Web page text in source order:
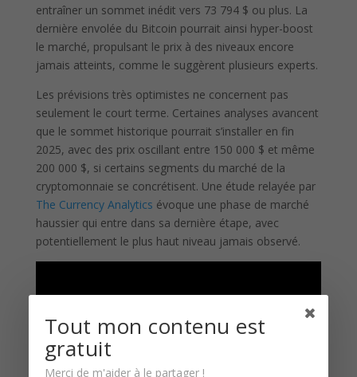
entraîner un sommet inédit vers 73 794 $ ou plus. La
dernière envolée du Bitcoin pourrait ainsi hyper-boost
le marché, propulsant le prix à des niveaux encore
jamais atteints, comme le suggèrent plusieurs experts.
Les prévisions très optimistes ne concernent pas
seulement le court terme. Certaines analyses avancent
que le sommet historique pourrait s’installer en fin
2025, avec des prix oscillant entre 150 000 $ et même
200 000 $, si certains segments du marché de la
cryptomonnaie se concrétisent. Une étude relayée par
The Currency Analytics évoque une phase de marché
haussier qui entre dans sa dernière étape, avec
potentiellement le plus haut niveau jamais observé.
Tout mon contenu est
gratuit
Merci de m'aider à le partager !